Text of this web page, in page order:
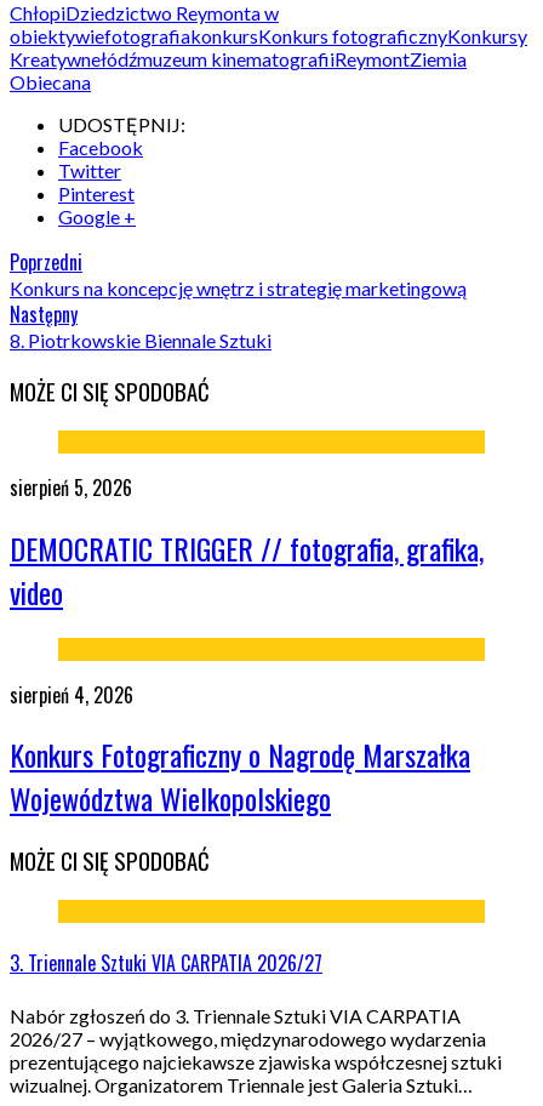
ChłopiDziedzictwo Reymonta w
obiektywiefotografiakonkursKonkurs fotograficznyKonkursy
Kreatywnełódźmuzeum kinematografiiReymontZiemia
Obiecana
UDOSTĘPNIJ:
Facebook
Twitter
Pinterest
Google +
Poprzedni
Konkurs na koncepcję wnętrz i strategię marketingową
Następny
8. Piotrkowskie Biennale Sztuki
MOŻE CI SIĘ SPODOBAĆ
sierpień 5, 2026
DEMOCRATIC TRIGGER // fotografia, grafika,
video
sierpień 4, 2026
Konkurs Fotograficzny o Nagrodę Marszałka
Województwa Wielkopolskiego
MOŻE CI SIĘ SPODOBAĆ
3. Triennale Sztuki VIA CARPATIA 2026/27
Nabór zgłoszeń do 3. Triennale Sztuki VIA CARPATIA
2026/27 – wyjątkowego, międzynarodowego wydarzenia
prezentującego najciekawsze zjawiska współczesnej sztuki
wizualnej. Organizatorem Triennale jest Galeria Sztuki…